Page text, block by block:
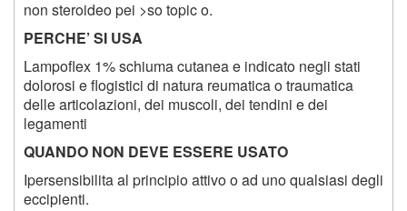
non steroideo pei >so topic o.
PERCHE’ SI USA
Lampoflex 1% schiuma cutanea e indicato negli stati
dolorosi e flogistici di natura reumatica o traumatica
delle articolazioni, dei muscoli, dei tendini e dei
legamenti
QUANDO NON DEVE ESSERE USATO
Ipersensibilita al principio attivo o ad uno qualsiasi degli
eccipienti.